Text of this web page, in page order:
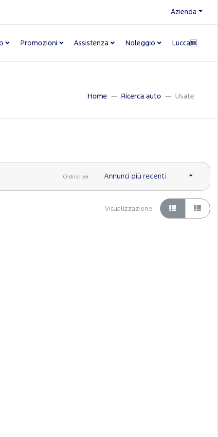
Azienda
Promozioni Assistenza Noleggio Lucca🆕
Home Ricerca auto Usate
Ordina per Annunci più recenti
Visualizzazione: